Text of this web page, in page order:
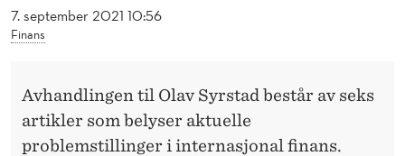
T
E
7. september 2021 10:56
Finans
Avhandlingen til Olav Syrstad består av seks
artikler som belyser aktuelle
problemstillinger i internasjonal finans.